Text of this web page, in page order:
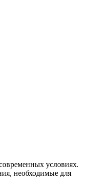
условиях.
необходимые для